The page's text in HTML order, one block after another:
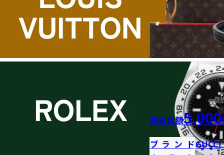
買取金額5,000
ブランドGUCCI